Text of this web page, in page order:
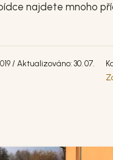
najdete mnoho
/ Aktualizováno: 30. 07.